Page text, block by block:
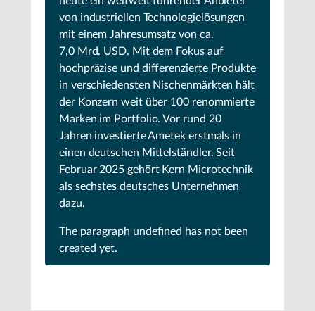
von industriellen Technologielösungen
mit einem Jahresumsatz von ca.
7,0 Mrd. USD. Mit dem Fokus auf
hochpräzise und differenzierte Produkte
in verschiedensten Nischenmärkten hält
der Konzern weit über 100 renommierte
Marken im Portfolio. Vor rund 20
Jahren investierte Ametek erstmals in
einen deutschen Mittelständler. Seit
Februar 2025 gehört Kern Microtechnik
als sechstes deutsches Unternehmen
dazu.
The paragraph undefined has not been
created yet.